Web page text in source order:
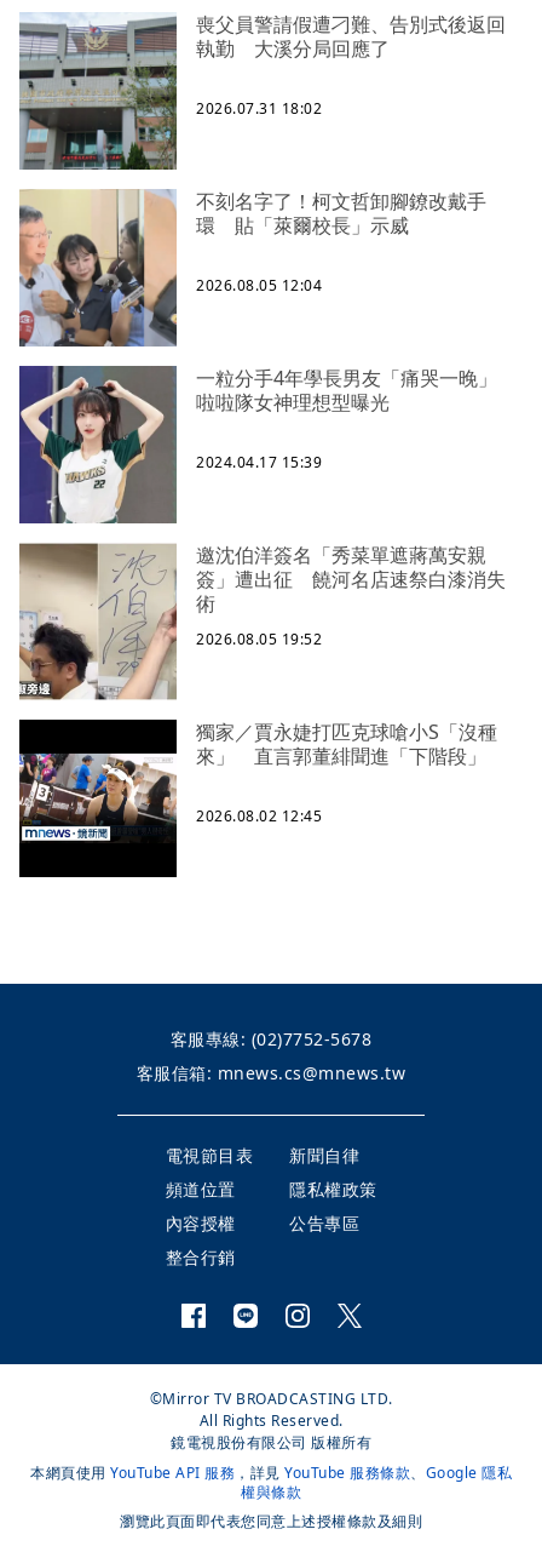
喪父員警請假遭刁難、告別式後返回
執勤 大溪分局回應了
2026.07.31 18:02
不刻名字了！柯文哲卸腳鐐改戴手
環 貼「萊爾校長」示威
2026.08.05 12:04
一粒分手4年學長男友「痛哭一晚」
啦啦隊女神理想型曝光
2024.04.17 15:39
邀沈伯洋簽名「秀菜單遮蔣萬安親
簽」遭出征 饒河名店速祭白漆消失
術
2026.08.05 19:52
獨家／賈永婕打匹克球嗆小S「沒種
來」 直言郭董緋聞進「下階段」
2026.08.02 12:45
客服專線: (02)7752-5678
客服信箱: mnews.cs@mnews.tw
電視節目表
新聞自律
頻道位置
隱私權政策
內容授權
公告專區
整合行銷
©Mirror TV BROADCASTING LTD.
All Rights Reserved.
鏡電視股份有限公司 版權所有
本網頁使用 YouTube API 服務 ，詳見 YouTube 服務條款、 Google 隱私
權與條款
瀏覽此頁面即代表您同意上述授權條款及細則